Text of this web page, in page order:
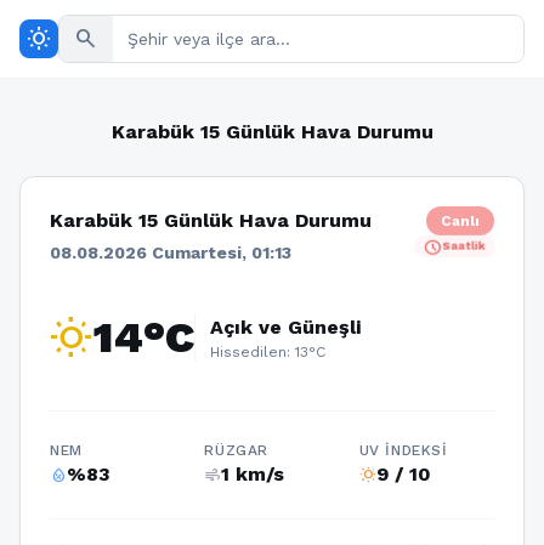
wb_sunny search
Karabük 15 Günlük Hava Durumu
Karabük 15 Günlük Hava Durumu
08.08.2026 Cumartesi, 01:13
Canlı
scheduleSaatlik
wb_sunny14°C Açık ve Güneşli
Hissedilen: 13°C
NEM
humidity_percentage%83
RÜZGAR
air1 km/s
UV İNDEKSI
wb_sunny9 / 10